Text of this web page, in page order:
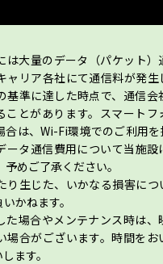
は大量のデータ（パケット）
ャリア各社にて通信料が発生
基準に達した時点で、通信会
ことがあります。スマートフ
合は、Wi-Fi環境でのご利用を
ータ通信費用について当施設
めご了承ください。
り生じた、いかなる損害につ
かねます。
た場合やメンテナンス時は、
場合がございます。時間をお
ます。